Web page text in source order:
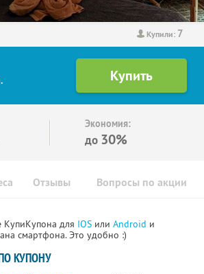
Купили: 7
Экономия:
до 30%
Отзывы Вопросы по акции
КупиКупона для IOS или Android и
смартфона. Это удобно :)
КУПОНУ